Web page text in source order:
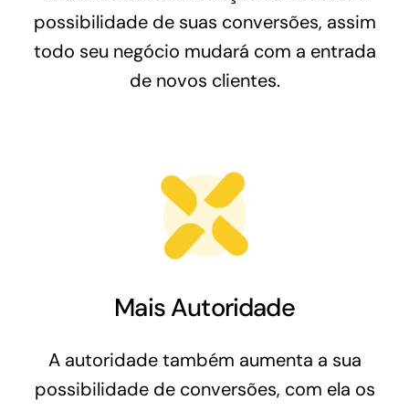
possibilidade de suas conversões, assim
todo seu negócio mudará com a entrada
de novos clientes.
Mais Autoridade
A autoridade também aumenta a sua
possibilidade de conversões, com ela os